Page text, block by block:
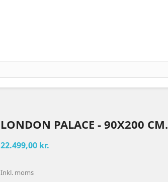
LONDON PALACE - 90X200 CM.
22.499,00 kr.
Inkl. moms